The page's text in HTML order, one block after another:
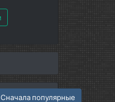
Сначала популярные